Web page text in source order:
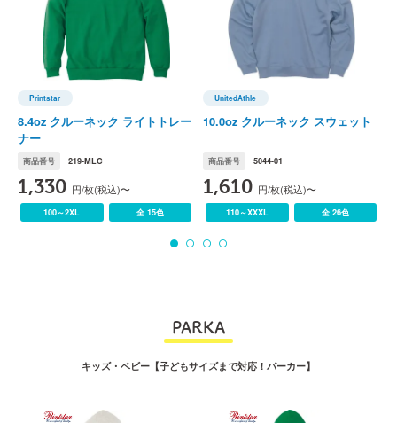
Printstar
Printstar(プリントスター)
8.4oz クルーネック ライトトレー
ナー
商品番号 219-MLC
1,330 円/枚(税込)〜
100～2XL 全 15色
UnitedAthle
UnitedAthle(ユナイテッドアスレ)
10.0oz クルーネック スウェット
商品番号 5044-01
1,610 円/枚(税込)〜
110～XXXL 全 26色
PARKA
キッズ・ベビー【子どもサイズまで対応！パーカー】